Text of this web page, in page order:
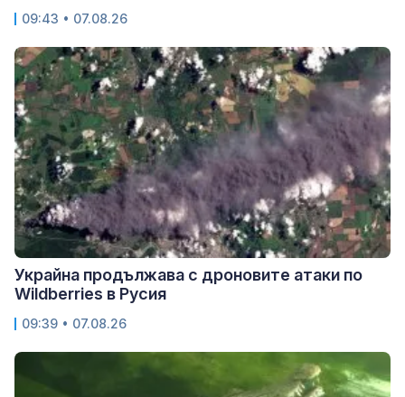
09:43 • 07.08.26
Украйна продължава с дроновите атаки по
Wildberries в Русия
09:39 • 07.08.26